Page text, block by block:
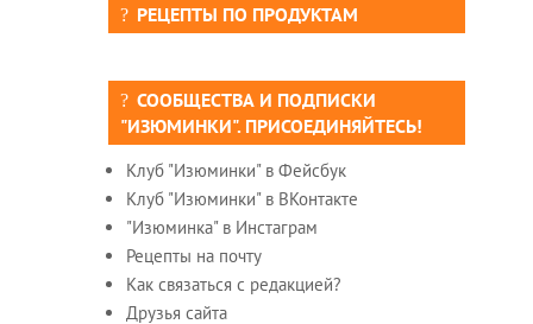
РЕЦЕПТЫ ПО ПРОДУКТАМ
СООБЩЕСТВА И ПОДПИСКИ
"ИЗЮМИНКИ". ПРИСОЕДИНЯЙТЕСЬ!
Клуб "Изюминки" в Фейсбук
Клуб "Изюминки" в ВКонтакте
"Изюминка" в Инстаграм
Рецепты на почту
Как связаться с редакцией?
Друзья сайта